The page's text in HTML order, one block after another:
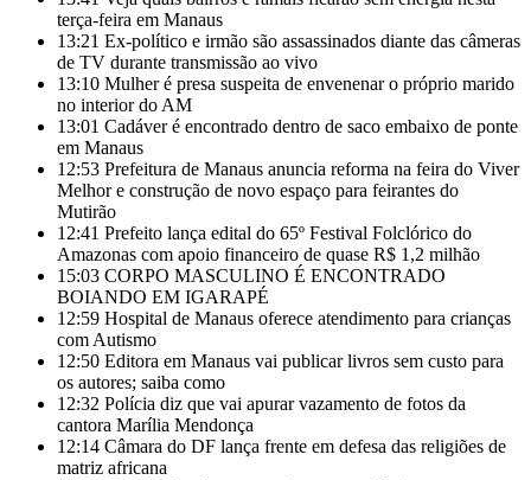
terça-feira em Manaus
13:21 Ex-político e irmão são assassinados diante das câmeras
de TV durante transmissão ao vivo
13:10 Mulher é presa suspeita de envenenar o próprio marido
no interior do AM
13:01 Cadáver é encontrado dentro de saco embaixo de ponte
em Manaus
12:53 Prefeitura de Manaus anuncia reforma na feira do Viver
Melhor e construção de novo espaço para feirantes do
Mutirão
12:41 Prefeito lança edital do 65º Festival Folclórico do
Amazonas com apoio financeiro de quase R$ 1,2 milhão
15:03 CORPO MASCULINO É ENCONTRADO
BOIANDO EM IGARAPÉ
12:59 Hospital de Manaus oferece atendimento para crianças
com Autismo
12:50 Editora em Manaus vai publicar livros sem custo para
os autores; saiba como
12:32 Polícia diz que vai apurar vazamento de fotos da
cantora Marília Mendonça
12:14 Câmara do DF lança frente em defesa das religiões de
matriz africana